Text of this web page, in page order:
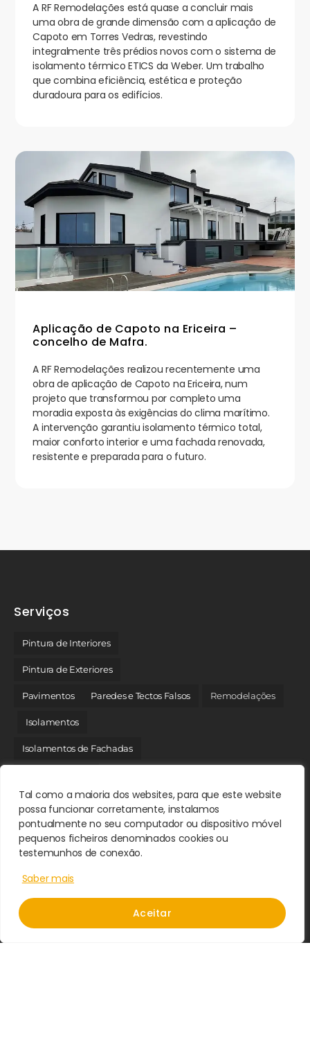
Tal como a maioria dos websites, para que este website
possa funcionar corretamente, instalamos
pontualmente no seu computador ou dispositivo móvel
pequenos ficheiros denominados cookies ou
testemunhos de conexão.
Saber mais
Aceitar
A RF Remodelações está quase a concluir mais
uma obra de grande dimensão com a aplicação de
Capoto em Torres Vedras, revestindo
integralmente três prédios novos com o sistema de
isolamento térmico ETICS da Weber. Um trabalho
que combina eficiência, estética e proteção
duradoura para os edifícios.
Aplicação de Capoto na Ericeira –
concelho de Mafra.
A RF Remodelações realizou recentemente uma
obra de aplicação de Capoto na Ericeira, num
projeto que transformou por completo uma
moradia exposta às exigências do clima marítimo.
A intervenção garantiu isolamento térmico total,
maior conforto interior e uma fachada renovada,
resistente e preparada para o futuro.
Serviços
Pintura de Interiores
Pintura de Exteriores
Pavimentos Paredes e Tectos Falsos Remodelações
Isolamentos
Isolamentos de Fachadas
Menu
Home
Projetos